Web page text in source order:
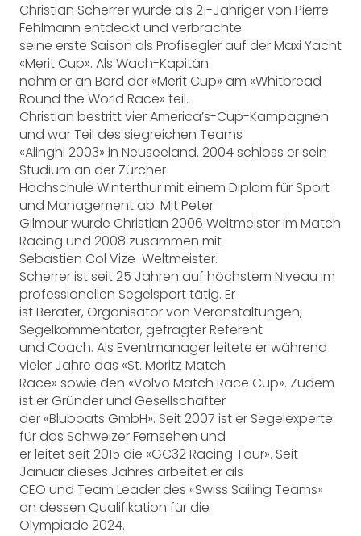
Christian Scherrer wurde als 21-Jähriger von Pierre
Fehlmann entdeckt und verbrachte
seine erste Saison als Profisegler auf der Maxi Yacht
«Merit Cup». Als Wach-Kapitän
nahm er an Bord der «Merit Cup» am «Whitbread
Round the World Race» teil.
Christian bestritt vier America’s-Cup-Kampagnen
und war Teil des siegreichen Teams
«Alinghi 2003» in Neuseeland. 2004 schloss er sein
Studium an der Zürcher
Hochschule Winterthur mit einem Diplom für Sport
und Management ab. Mit Peter
Gilmour wurde Christian 2006 Weltmeister im Match
Racing und 2008 zusammen mit
Sebastien Col Vize-Weltmeister.
Scherrer ist seit 25 Jahren auf höchstem Niveau im
professionellen Segelsport tätig. Er
ist Berater, Organisator von Veranstaltungen,
Segelkommentator, gefragter Referent
und Coach. Als Eventmanager leitete er während
vieler Jahre das «St. Moritz Match
Race» sowie den «Volvo Match Race Cup». Zudem
ist er Gründer und Gesellschafter
der «Bluboats GmbH». Seit 2007 ist er Segelexperte
für das Schweizer Fernsehen und
er leitet seit 2015 die «GC32 Racing Tour». Seit
Januar dieses Jahres arbeitet er als
CEO und Team Leader des «Swiss Sailing Teams»
an dessen Qualifikation für die
Olympiade 2024.